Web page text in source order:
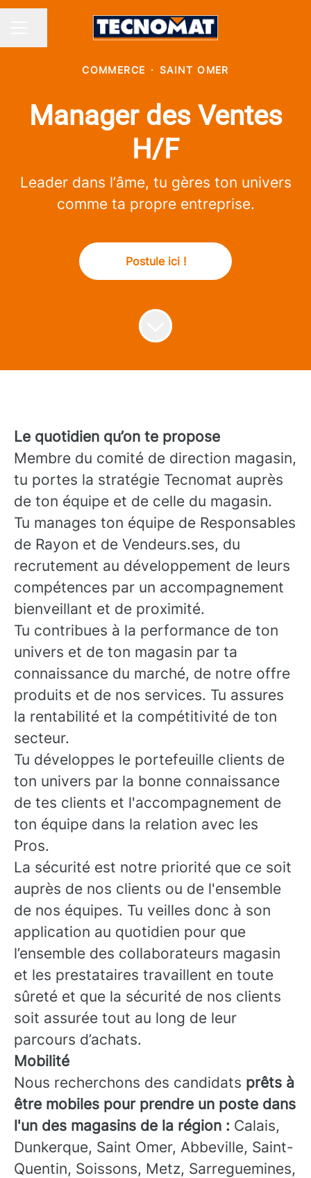
MENU CARRIÈRE
Partager la page
COMMERCE · SAINT OMER
Manager des Ventes
H/F
Leader dans l’âme, tu gères ton univers
comme ta propre entreprise.
Postule ici !
Le quotidien qu’on te propose
Membre du comité de direction magasin,
tu portes la stratégie Tecnomat auprès
de ton équipe et de celle du magasin.
Tu manages ton équipe de Responsables
de Rayon et de Vendeurs.ses, du
recrutement au développement de leurs
compétences par un accompagnement
bienveillant et de proximité.
Tu contribues à la performance de ton
univers et de ton magasin par ta
connaissance du marché, de notre offre
produits et de nos services. Tu assures
la rentabilité et la compétitivité de ton
secteur.
Tu développes le portefeuille clients de
ton univers par la bonne connaissance
de tes clients et l'accompagnement de
ton équipe dans la relation avec les
Pros.
La sécurité est notre priorité que ce soit
auprès de nos clients ou de l'ensemble
de nos équipes. Tu veilles donc à son
application au quotidien pour que
l’ensemble des collaborateurs magasin
et les prestataires travaillent en toute
sûreté et que la sécurité de nos clients
soit assurée tout au long de leur
parcours d’achats.
Mobilité
Nous recherchons des candidats prêts à
être mobiles pour prendre un poste dans
l'un des magasins de la région : Calais,
Dunkerque, Saint Omer, Abbeville, Saint-
Quentin, Soissons, Metz, Sarreguemines,